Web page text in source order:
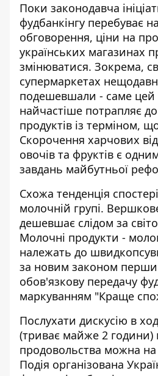
Поки законодавча
фудбанкінгу перебуває на
обговорення, ціни на
українських магазинах
змінюватися. Зокрема,
супермаркетах
подешевшали - саме цей
найчастіше потрапляє до
продуктів із терміном,
Скорочення харчових
овочів та фруктів є
завдань майбутньої
Схожа тенденція
молочній групі.
дешевшає слідом за
Молочні продукти -
належать до
за новим законом
обов'язкову передачу
маркуванням "Краще
Послухати дискусію в
(триває майже 2 години)
продовольства можна
Подія організована